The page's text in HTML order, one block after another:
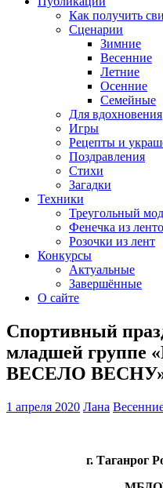
Как получить
Сценарии
Зимние
Весенние
Летние
Осенние
Семейные
Для вдохновения
Игры
Рецепты и
Поздравления
Стихи
Загадки
Техники
Треугольный
Фенечка из
Розочки из лент
Конкурсы
Актуальные
Завершённые
О сайте
Спортивный
младшей
ВЕСЕЛО
1 апреля 2020 Лана
г. Таганрог